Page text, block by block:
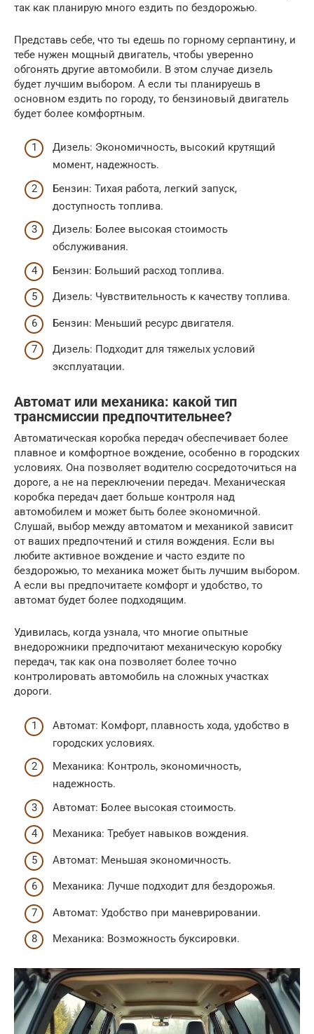
так как планирую много ездить по бездорожью.
Представь себе, что ты едешь по горному серпантину, и
тебе нужен мощный двигатель, чтобы уверенно
обгонять другие автомобили. В этом случае дизель
будет лучшим выбором. А если ты планируешь в
основном ездить по городу, то бензиновый двигатель
будет более комфортным.
Дизель: Экономичность, высокий крутящий
момент, надежность.
Бензин: Тихая работа, легкий запуск,
доступность топлива.
Дизель: Более высокая стоимость
обслуживания.
Бензин: Больший расход топлива.
Дизель: Чувствительность к качеству топлива.
Бензин: Меньший ресурс двигателя.
Дизель: Подходит для тяжелых условий
эксплуатации.
Автомат или механика: какой тип
трансмиссии предпочтительнее?
Автоматическая коробка передач обеспечивает более
плавное и комфортное вождение, особенно в городских
условиях. Она позволяет водителю сосредоточиться на
дороге, а не на переключении передач. Механическая
коробка передач дает больше контроля над
автомобилем и может быть более экономичной.
Слушай, выбор между автоматом и механикой зависит
от ваших предпочтений и стиля вождения. Если вы
любите активное вождение и часто ездите по
бездорожью, то механика может быть лучшим выбором.
А если вы предпочитаете комфорт и удобство, то
автомат будет более подходящим.
Удивилась, когда узнала, что многие опытные
внедорожники предпочитают механическую коробку
передач, так как она позволяет более точно
контролировать автомобиль на сложных участках
дороги.
Автомат: Комфорт, плавность хода, удобство в
городских условиях.
Механика: Контроль, экономичность,
надежность.
Автомат: Более высокая стоимость.
Механика: Требует навыков вождения.
Автомат: Меньшая экономичность.
Механика: Лучше подходит для бездорожья.
Автомат: Удобство при маневрировании.
Механика: Возможность буксировки.